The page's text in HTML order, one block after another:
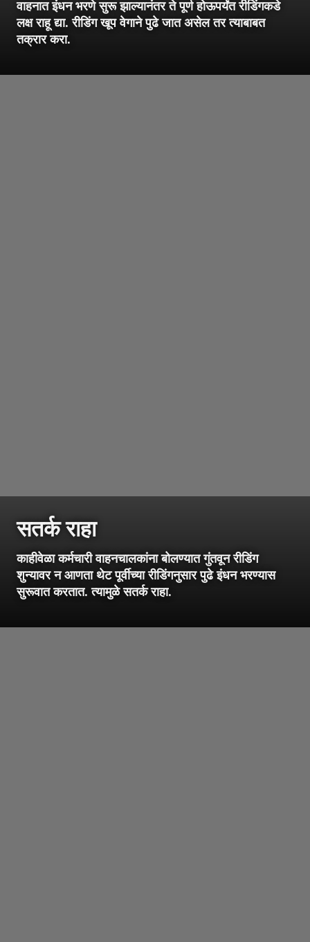
वाहनात इंधन भरणे सुरू झाल्यानंतर ते पूर्ण होऊपर्यंत रीडिंगकडे
लक्ष राहू द्या. रीडिंग खूप वेगाने पुढे जात असेल तर त्याबाबत
तक्रार करा.
सतर्क राहा
काहीवेळा कर्मचारी वाहनचालकांना बोलण्यात गुंतवून रीडिंग
शुन्यावर न आणता थेट पूर्वीच्या रीडिंगनुसार पुढे इंधन भरण्यास
सुरूवात करतात. त्यामुळे सतर्क राहा.